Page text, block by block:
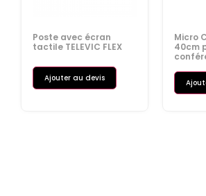
Poste avec écran
tactile TELEVIC FLEX
Ajouter au devis
Micro
40cm